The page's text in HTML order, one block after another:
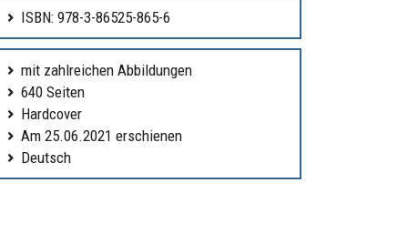
ISBN: 978-3-86525-865-6
mit zahlreichen Abbildungen
640 Seiten
Hardcover
Am 25.06.2021 erschienen
Deutsch